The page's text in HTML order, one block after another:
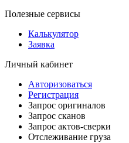
Полезные сервисы
Калькулятор
Заявка
Личный кабинет
Авторизоваться
Регистрация
Запрос оригиналов
Запрос сканов
Запрос актов-сверки
Отслеживание груза